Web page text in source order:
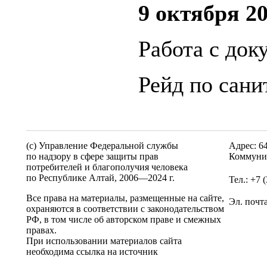
9 октября
Работа с
Рейд по
(c) Управление Федеральной службы
по надзору в сфере защиты прав
потребителей и благополучия человека
по Республике Алтай, 2006—2024 г.
Все права на материалы, размещенные на сайте,
охраняются в соответствии с законодательством
РФ, в том числе об авторском праве и смежных
правах.
При использовании материалов сайта
необходима ссылка на источник
Адрес:
Тел.: +7
Эл.